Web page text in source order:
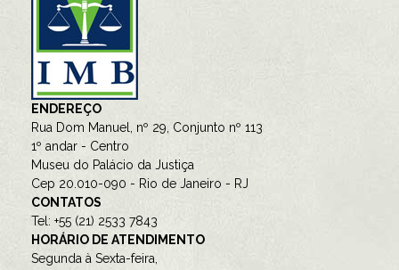
ENDEREÇO
Rua Dom Manuel, nº 29, Conjunto nº 113
1º andar - Centro
Museu do Palácio da Justiça
Cep 20.010-090 - Rio de Janeiro - RJ
CONTATOS
Tel: +55 (21) 2533 7843
HORÁRIO DE ATENDIMENTO
Segunda à Sexta-feira,